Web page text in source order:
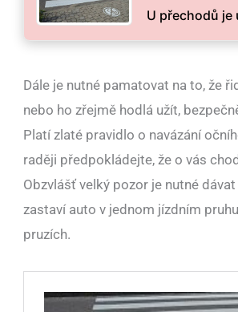
U přechodů
Dále je nutné pamatovat na to, že
nebo ho zřejmě hodlá užít,
Platí zlaté pravidlo o navázání
raději předpokládejte, že o vás
Obzvlášť velký pozor je nutné
zastaví auto v jednom jízdním
pruzích.